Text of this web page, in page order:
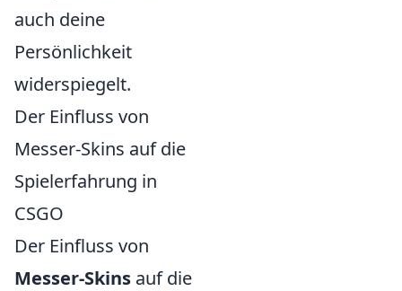
auch deine
Persönlichkeit
widerspiegelt.
Der Einfluss von
Messer-Skins auf die
Spielerfahrung in
CSGO
Der Einfluss von
Messer-Skins auf die